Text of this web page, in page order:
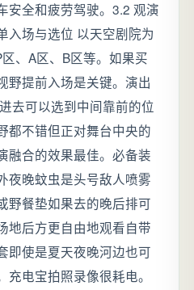
安全和疲劳驾驶。3.2 观演
入场与选位 以天空剧院为
、A区、B区等。如果买
野提前入场是关键。演出
去可以选到中间靠前的位
都不错但正对舞台中央的
融合的效果最佳。必备装
夜晚蚊虫是头号敌人喷雾
野餐垫如果去的晚后排可
地后方更自由地观看自带
即使是夏天夜晚河边也可
电宝拍照录像很耗电。